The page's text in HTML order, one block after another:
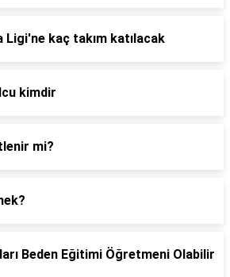
Ligi'ne kaç takım katılacak
kimdir
mi?
Beden Eğitimi Öğretmeni Olabilir